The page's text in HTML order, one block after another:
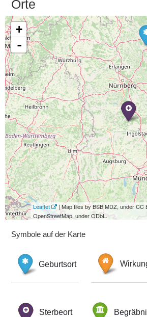
Orte
+
-
Leaflet
| Map tiles by BSB MDZ, under CC
OpenStreetMap, under ODbL.
Symbole auf der Karte
Geburtsort
Sterbeort